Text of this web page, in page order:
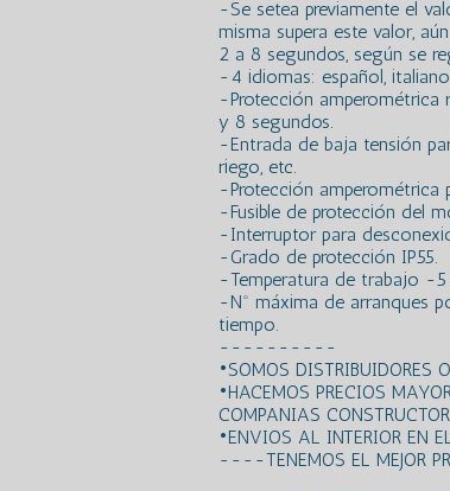
-Se setea previamente el
misma supera este valor,
2 a 8 segundos, según se
-4 idiomas: español,
-Protección amperométrica
y 8 segundos.
-Entrada de baja tensión
riego, etc.
-Protección amperométrica
-Fusible de protección del
-Interruptor para
-Grado de protección IP55.
-Temperatura de trabajo -
-Nº máxima de arranques
tiempo.
----------
•SOMOS DISTRIBUIDORES
•HACEMOS PRECIOS
COMPANIAS
•ENVIOS AL INTERIOR EN
----TENEMOS EL MEJOR